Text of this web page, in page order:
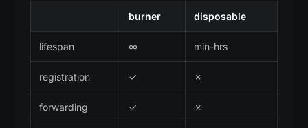
burner disposable
lifespan ∞ min-hrs
registration ✓ ✗
forwarding ✓ ✗